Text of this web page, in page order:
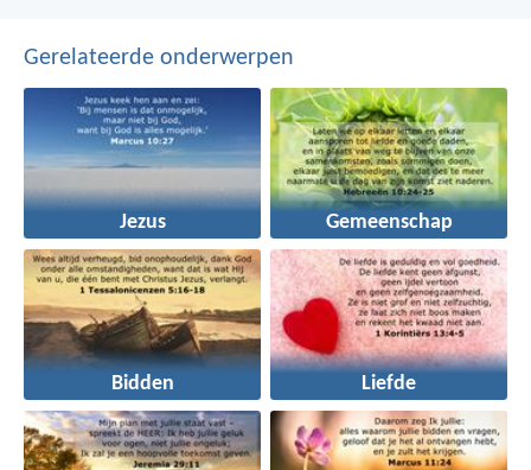
Gerelateerde onderwerpen
Jezus Gemeenschap
Bidden Liefde